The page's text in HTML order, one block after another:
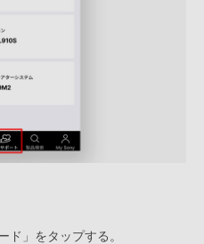
ド」をタップする。